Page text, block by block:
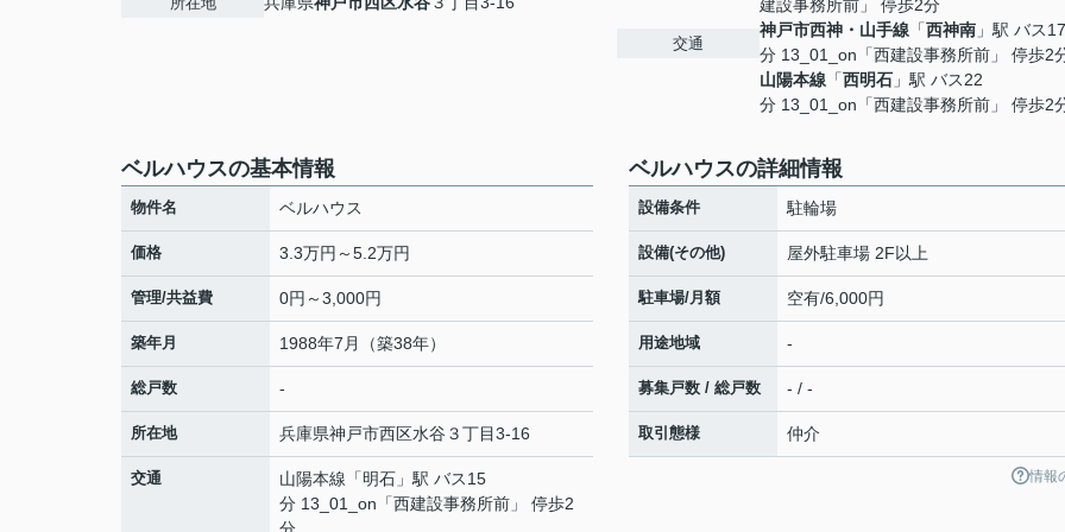
交通
建設事務所前」 停歩2分
神戸市西神・山手線 「西神南 」駅 バス17
分 13_01_on「西建設事務所前」 停歩2
山陽本線 「西明石 」駅 バス22
分 13_01_on「西建設事務所前」 停歩2
ベルハウスの基本情報
物件名 ベルハウス
価格 3.3万円～5.2万円
管理/共益費 0円～3,000円
築年月 1988年7月（築38年）
総戸数 -
所在地 兵庫県神戸市西区水谷 ３丁目3-16
交通 山陽本線 「明石 」駅 バス15
分 13_01_on「西建設事務所前」 停歩2
ベルハウスの詳細情報
設備条件 駐輪場
設備(その他) 屋外駐車場 2F以上
駐車場/月額 空有/6,000円
用途地域 -
募集戸数 / 総戸数 - / -
取引態様 仲介
情報